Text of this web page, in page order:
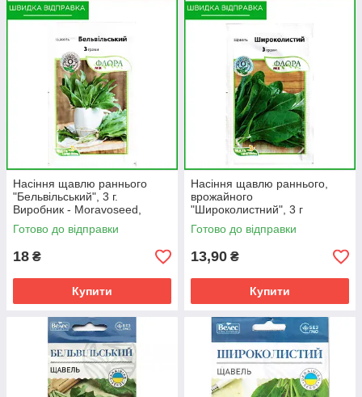
Насіння щавлю раннього
"Бельвільський", 3 г.
Виробник - Moravoseed,
Чехія
Готово до відправки
18 ₴
Купити
Насіння щавлю раннього,
врожайного
"Широколистний", 3 г
Готово до відправки
13,90 ₴
Купити